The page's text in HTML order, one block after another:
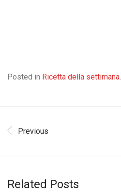
Posted in Ricetta della settimana.
Previous
Related Posts